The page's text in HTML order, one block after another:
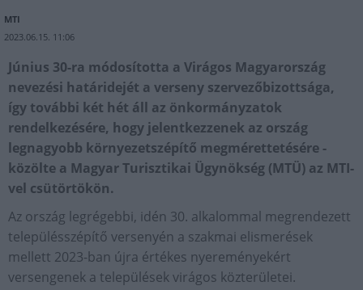
MTI
2023.06.15. 11:06
Június 30-ra módosította a Virágos Magyarország
nevezési határidejét a verseny szervezőbizottsága,
így további két hét áll az önkormányzatok
rendelkezésére, hogy jelentkezzenek az ország
legnagyobb környezetszépítő megmérettetésére -
közölte a Magyar Turisztikai Ügynökség (MTÜ) az MTI-
vel csütörtökön.
Az ország legrégebbi, idén 30. alkalommal megrendezett
településszépítő versenyén a szakmai elismerések
mellett 2023-ban újra értékes nyereményekért
versengenek a települések virágos közterületei.